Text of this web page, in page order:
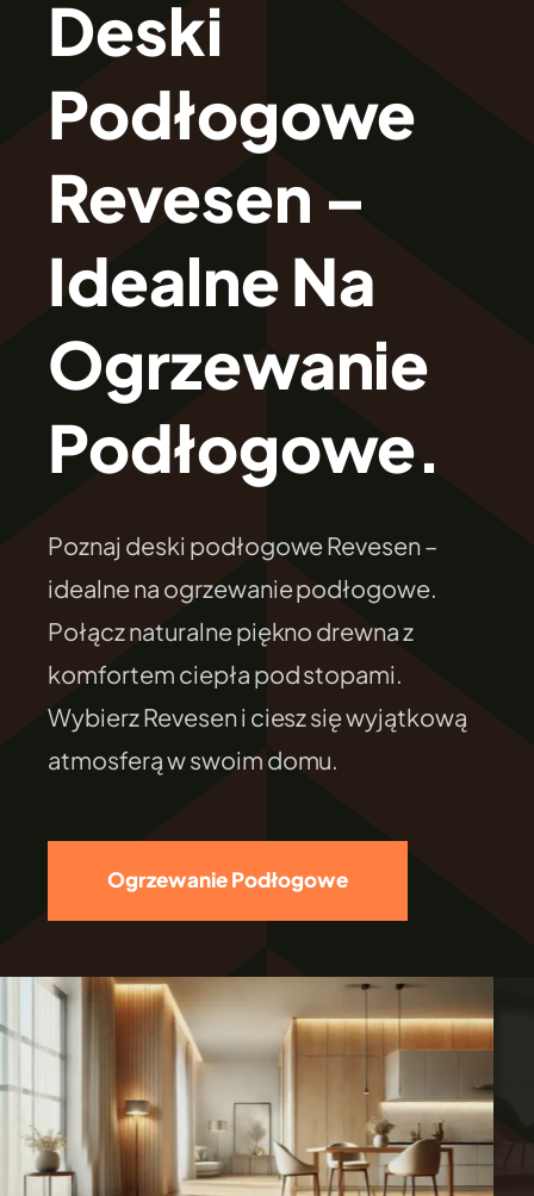
O Firmie Revesen
Kolekcje
Klasy Podłóg
Patronat
Cennik
Galeria
FILEXO
Kontakt
Deski
Podłogowe
Revesen –
Idealne Na
Ogrzewanie
Podłogowe.
Poznaj deski podłogowe Revesen –
idealne na ogrzewanie podłogowe.
Połącz naturalne piękno drewna z
komfortem ciepła pod stopami.
Wybierz Revesen i ciesz się wyjątkową
atmosferą w swoim domu.
Ogrzewanie Podłogowe